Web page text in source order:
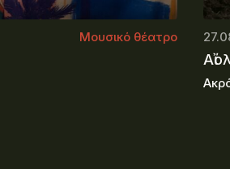
Μουσικό θέατρο